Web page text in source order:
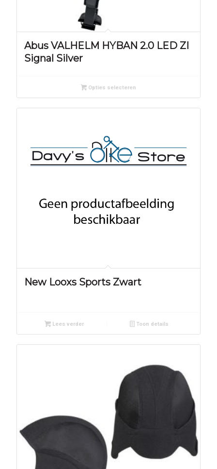
Abus VALHELM HYBAN 2.0 LED ZI
Signal Silver
Opties selecteren
New Looxs Sports Zwart
Lees verder Toon details